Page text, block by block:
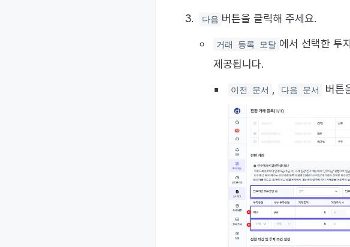
다음 버튼을 클릭해 주세요.
거래 등록 모달 에서 선택한 투
제공됩니다.
이전 문서 다음 문서 버튼